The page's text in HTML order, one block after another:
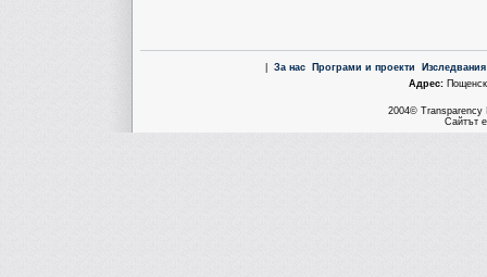
За нас Програми и проекти
Aдрес:
2004© Transparency
Сайтът